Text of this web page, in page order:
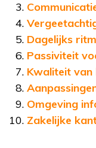
Dagelijks
Passiviteit
Kwaliteit van
Omgeving
Zakelijke